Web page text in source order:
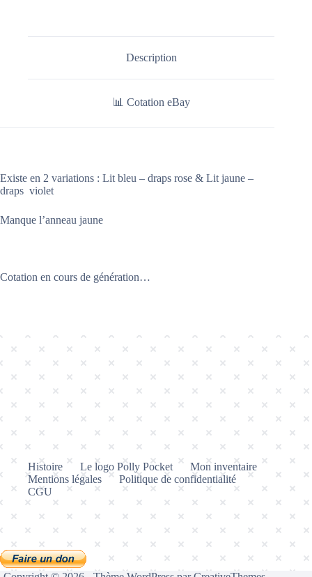
Description
📊 Cotation eBay
Existe en 2 variations : Lit bleu – draps rose & Lit jaune –
draps violet
Manque l’anneau jaune
Cotation en cours de génération…
Histoire Le logo Polly Pocket
Mon inventaire
Mentions légales
Politique de confidentialité
CGU